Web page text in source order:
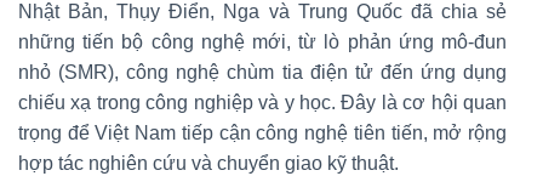
Nhật Bản, Thụy Điển, Nga và Trung Quốc đã chia sẻ
những tiến bộ công nghệ mới, từ lò phản ứng mô-đun
nhỏ (SMR), công nghệ chùm tia điện tử đến ứng dụng
chiếu xạ trong công nghiệp và y học. Đây là cơ hội quan
trọng để Việt Nam tiếp cận công nghệ tiên tiến, mở rộng
hợp tác nghiên cứu và chuyển giao kỹ thuật.